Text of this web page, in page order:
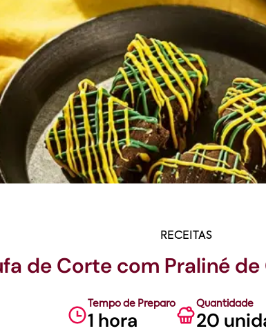
RECEITAS
de Corte com Praliné
Tempo de Preparo
1 hora
Quantidade
20